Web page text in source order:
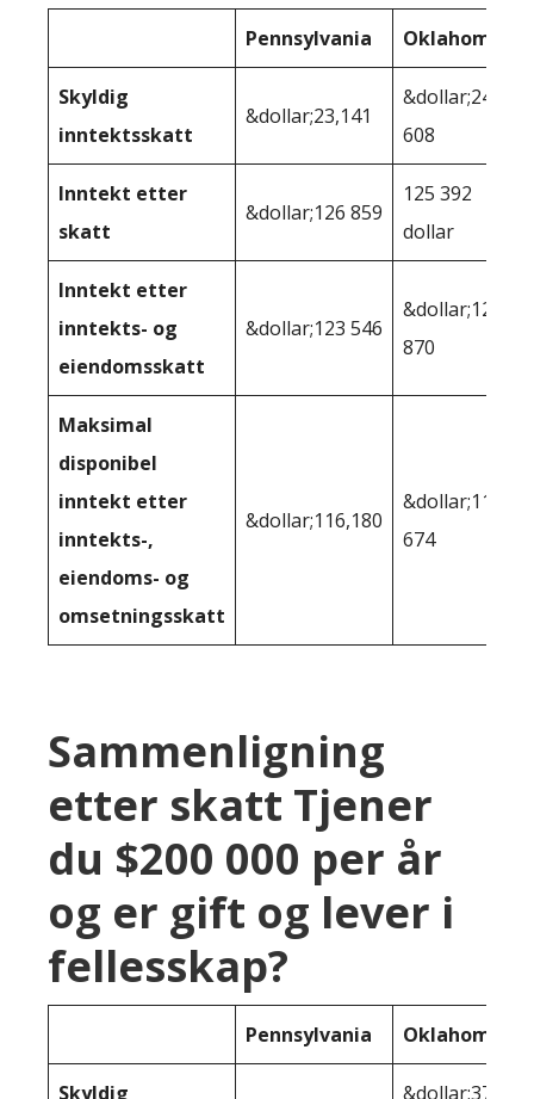
Pennsylvania Oklahoma
Skyldig
inntektsskatt
&dollar;23,141
&dollar;24
608
Inntekt etter
skatt
&dollar;126 859
125 392
dollar
Inntekt etter
inntekts- og
eiendomsskatt
&dollar;123 546
&dollar;123
870
Maksimal
disponibel
inntekt etter
inntekts-,
eiendoms- og
omsetningsskatt
&dollar;116,180
&dollar;113
674
Sammenligning
etter skatt Tjener
du $200 000 per år
og er gift og lever i
fellesskap?
Pennsylvania Oklahoma
Skyldig &dollar;37